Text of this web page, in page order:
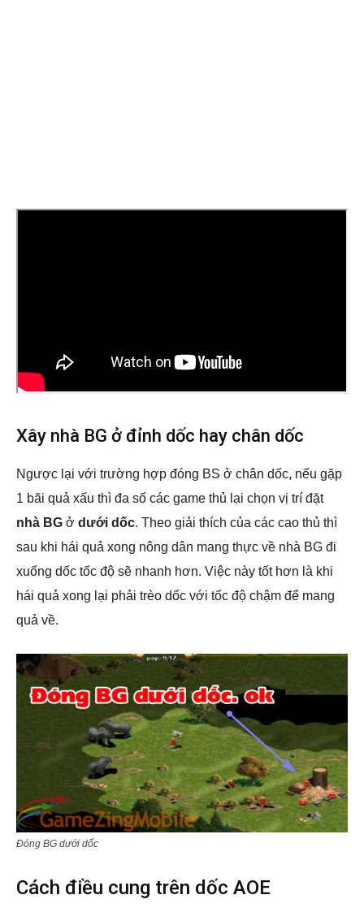
Xây nhà BG ở đỉnh dốc hay chân dốc
Ngược lại với trường hợp đóng BS ở chân dốc, nếu gặp
1 bãi quả xấu thì đa số các game thủ lại chọn vị trí đặt
nhà BG ở dưới dốc. Theo giải thích của các cao thủ thì
sau khi hái quả xong nông dân mang thực về nhà BG đi
xuống dốc tốc độ sẽ nhanh hơn. Việc này tốt hơn là khi
hái quả xong lại phải trèo dốc với tốc độ chậm để mang
quả về.
Đóng BG dưới dốc
Cách điều cung trên dốc AOE